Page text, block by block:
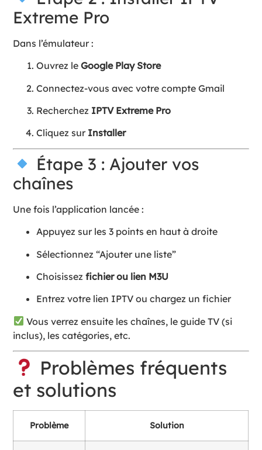
Extreme Pro
Dans l’émulateur :
Ouvrez leGoogle Play Store
Connectez-vous avec votre compte Gmail
Recherchez IPTV Extreme Pro
Cliquez sur Installer
Étape 3 : Ajouter vos
chaînes
Une fois l’application lancée :
Appuyez sur les 3 points en haut à droite
Sélectionnez “Ajouter une liste”
Choisissezfichier ou lien M3U
Entrez votre lien IPTV ou chargez un fichier
Vous verrez ensuite les chaînes, le guide TV (si
inclus), les catégories, etc.
Problèmes fréquents
et solutions
Problème Solution